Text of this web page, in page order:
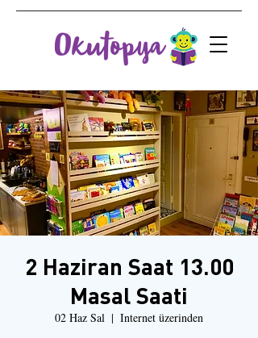
2 Haziran Saat 13.00
Masal Saati
02 Haz Sal
  |
Internet üzerinden